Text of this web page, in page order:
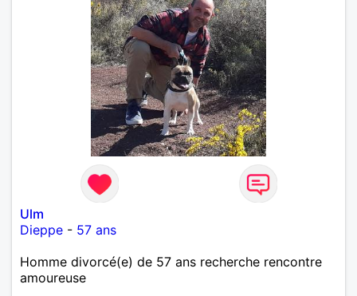
Ulm
Dieppe - 57 ans
Homme divorcé(e) de 57 ans recherche rencontre
amoureuse